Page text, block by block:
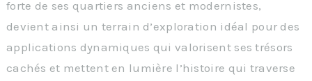
forte de ses quartiers anciens et modernistes,
devient ainsi un terrain d’exploration idéal pour des
applications dynamiques qui valorisent ses trésors
cachés et mettent en lumière l’histoire qui traverse